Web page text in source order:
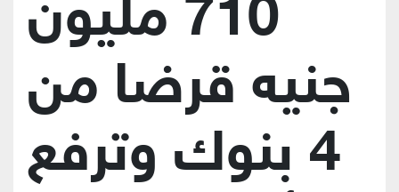
710 مليون
جنيه قرضا من
4 بنوك وترفع